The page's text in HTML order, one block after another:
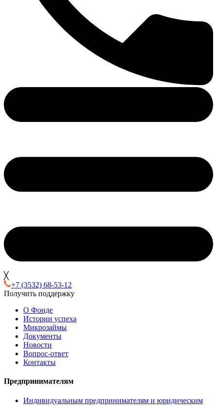
╳
+7 (3532) 68-53-12
Получить поддержку
О Фонде
Истории успеха
Микрозаймы
Документы
Новости
Вопрос-ответ
Контакты
Предпринимателям
Индивидуальным предпринимателям и юридическим